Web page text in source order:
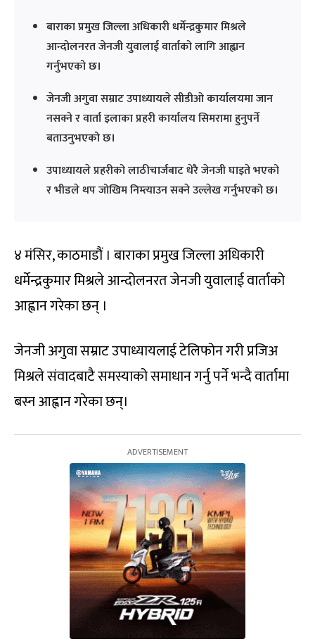
बाराका प्रमुख जिल्ला अधिकारी धर्मेन्द्रकुमार मिश्रले
आन्दोलनरत जेनजी युवालाई वार्ताको लागि आह्वान
गर्नुभएको छ।
जेनजी अगुवा सम्राट उपाध्यायले सीडीओ कार्यालयमा जान
नसक्ने र वार्ता इलाका प्रहरी कार्यालय सिमरामा हुनुपर्ने
बताउनुभएको छ।
उपाध्यायले प्रहरीको लाठीचार्जबाट धेरै जेनजी घाइते भएको
र भीडले थप जोखिम निम्त्याउन सक्ने उल्लेख गर्नुभएको छ।
४ मंसिर, काठमाडौं । बाराका प्रमुख जिल्ला अधिकारी
धर्मेन्द्रकुमार मिश्रले आन्दोलनरत जेनजी युवालाई वार्ताको
आह्वान गरेका छन् ।
जेनजी अगुवा सम्राट उपाध्यायलाई टेलिफोन गरी प्रजिअ
मिश्रले संवादबाटै समस्याको समाधान गर्नु पर्ने भन्दै वार्तामा
बस्न आह्वान गरेका छन्।